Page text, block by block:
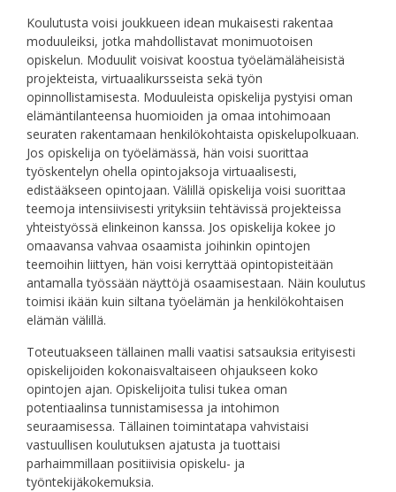
Koulutusta voisi joukkueen idean mukaisesti rakentaa
moduuleiksi, jotka mahdollistavat monimuotoisen
opiskelun. Moduulit voisivat koostua työelämäläheisistä
projekteista, virtuaalikursseista sekä työn
opinnollistamisesta. Moduuleista opiskelija pystyisi oman
elämäntilanteensa huomioiden ja omaa intohimoaan
seuraten rakentamaan henkilökohtaista opiskelupolkuaan.
Jos opiskelija on työelämässä, hän voisi suorittaa
työskentelyn ohella opintojaksoja virtuaalisesti,
edistääkseen opintojaan. Välillä opiskelija voisi suorittaa
teemoja intensiivisesti yrityksiin tehtävissä projekteissa
yhteistyössä elinkeinon kanssa. Jos opiskelija kokee jo
omaavansa vahvaa osaamista joihinkin opintojen
teemoihin liittyen, hän voisi kerryttää opintopisteitään
antamalla työssään näyttöjä osaamisestaan. Näin koulutus
toimisi ikään kuin siltana työelämän ja henkilökohtaisen
elämän välillä.
Toteutuakseen tällainen malli vaatisi satsauksia erityisesti
opiskelijoiden kokonaisvaltaiseen ohjaukseen koko
opintojen ajan. Opiskelijoita tulisi tukea oman
potentiaalinsa tunnistamisessa ja intohimon
seuraamisessa. Tällainen toimintatapa vahvistaisi
vastuullisen koulutuksen ajatusta ja tuottaisi
parhaimmillaan positiivisia opiskelu- ja
työntekijäkokemuksia.